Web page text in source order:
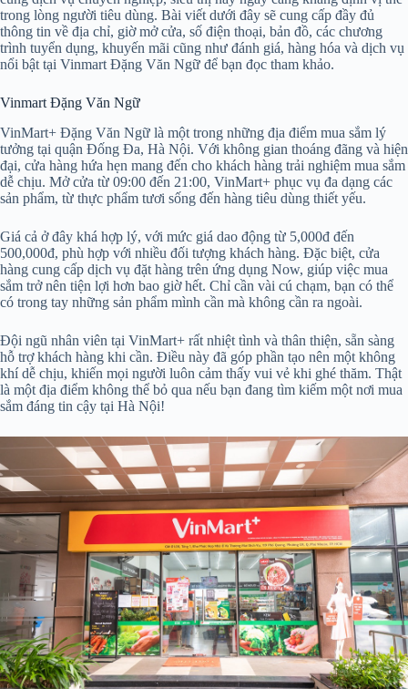
trong lòng người tiêu dùng. Bài viết dưới đây sẽ cung cấp đầy đủ
thông tin về địa chỉ, giờ mở cửa, số điện thoại, bản đồ, các chương
trình tuyển dụng, khuyến mãi cũng như đánh giá, hàng hóa và dịch vụ
nổi bật tại Vinmart Đặng Văn Ngữ để bạn đọc tham khảo.
Vinmart Đặng Văn Ngữ
VinMart+ Đặng Văn Ngữ là một trong những địa điểm mua sắm lý
tưởng tại quận Đống Đa, Hà Nội. Với không gian thoáng đãng và hiện
đại, cửa hàng hứa hẹn mang đến cho khách hàng trải nghiệm mua sắm
dễ chịu. Mở cửa từ 09:00 đến 21:00, VinMart+ phục vụ đa dạng các
sản phẩm, từ thực phẩm tươi sống đến hàng tiêu dùng thiết yếu.
Giá cả ở đây khá hợp lý, với mức giá dao động từ 5,000đ đến
500,000đ, phù hợp với nhiều đối tượng khách hàng. Đặc biệt, cửa
hàng cung cấp dịch vụ đặt hàng trên ứng dụng Now, giúp việc mua
sắm trở nên tiện lợi hơn bao giờ hết. Chỉ cần vài cú chạm, bạn có thể
có trong tay những sản phẩm mình cần mà không cần ra ngoài.
Đội ngũ nhân viên tại VinMart+ rất nhiệt tình và thân thiện, sẵn sàng
hỗ trợ khách hàng khi cần. Điều này đã góp phần tạo nên một không
khí dễ chịu, khiến mọi người luôn cảm thấy vui vẻ khi ghé thăm. Thật
là một địa điểm không thể bỏ qua nếu bạn đang tìm kiếm một nơi mua
sắm đáng tin cậy tại Hà Nội!